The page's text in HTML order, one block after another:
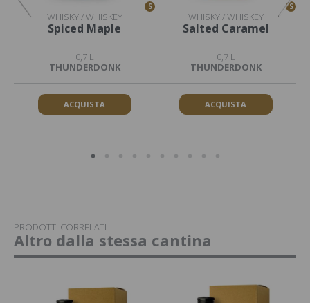
S
WHISKY / WHISKEY
Spiced Maple
0,7 L
THUNDERDONK
ACQUISTA
S
WHISKY / WHISKEY
Salted Caramel
0,7 L
THUNDERDONK
ACQUISTA
PRODOTTI CORRELATI
Altro dalla stessa cantina